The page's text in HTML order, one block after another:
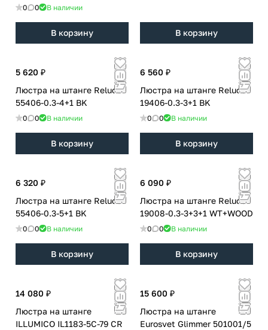
0 0 В наличии
В корзину В корзину
5 620 ₽
Люстра на штанге Reluce
55406-0.3-4+1 BK
0 0 В наличии
В корзину
6 560 ₽
Люстра на штанге Reluce
19406-0.3-3+1 BK
0 0 В наличии
В корзину
6 320 ₽
Люстра на штанге Reluce
55406-0.3-5+1 BK
0 0 В наличии
В корзину
6 090 ₽
Люстра на штанге Reluce
19008-0.3-3+3+1 WT+WOOD
0 0 В наличии
В корзину
14 080 ₽
Люстра на штанге
ILLUMICO IL1183-5C-79 CR
15 600 ₽
Люстра на штанге
Eurosvet Glimmer 501001/5